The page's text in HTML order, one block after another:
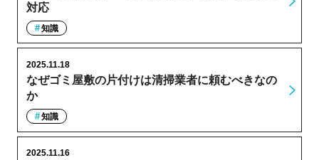
対応
知識
なぜゴミ屋敷の片付けは清掃業者に頼むべきなの
か
2025.11.18
知識
2025.11.16